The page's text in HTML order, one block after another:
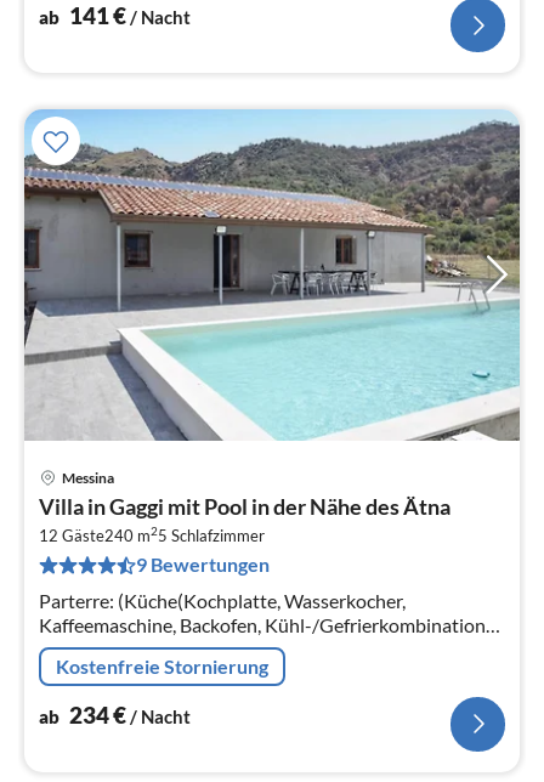
ab 141€/ Nacht
Messina
Villa in Gaggi mit Pool in der Nähe des Ätna
12 Gäste240 m25 Schlafzimmer
9 Bewertungen
Parterre: (Küche(Kochplatte, Wasserkocher,
Kaffeemaschine, Backofen, Kühl-/Gefrierkombination),
Wohn/Esszimmer(Esstisch, Sitzecke),
Schlafzimmer(Doppelbett, Klimaanlage)
Kostenfreie Stornierung
ab 234€/ Nacht